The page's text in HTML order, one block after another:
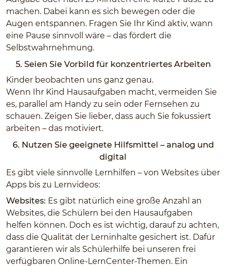
machen. Dabei kann es sich bewegen oder die
Augen entspannen. Fragen Sie Ihr Kind aktiv, wann
eine Pause sinnvoll wäre – das fördert die
Selbstwahrnehmung.
5. Seien Sie Vorbild für konzentriertes Arbeiten
Kinder beobachten uns ganz genau.
Wenn Ihr Kind Hausaufgaben macht, vermeiden Sie
es, parallel am Handy zu sein oder Fernsehen zu
schauen. Zeigen Sie lieber, dass auch Sie fokussiert
arbeiten – das motiviert.
6. Nutzen Sie geeignete Hilfsmittel – analog und
digital
Es gibt viele sinnvolle Lernhilfen – von Websites über
Apps bis zu Lernvideos:
Websites: Es gibt natürlich eine große Anzahl an
Websites, die Schülern bei den Hausaufgaben
helfen können. Doch es ist wichtig, darauf zu achten,
dass die Qualität der Lerninhalte gesichert ist. Dafür
garantieren wir als Schülerhilfe bei unseren frei
verfügbaren Online-LernCenter-Themen. Ein